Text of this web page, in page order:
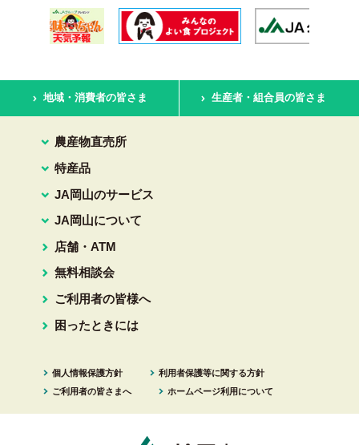
地域・消費者の皆さま 生産者・組合員の皆さま
農産物直売所
特産品
JA岡山のサービス
JA岡山について
店舗・ATM
無料相談会
ご利用者の皆様へ
困ったときには
個人情報保護方針
利用者保護等に関する方針
ご利用者の皆さまへ
ホームページ利用について